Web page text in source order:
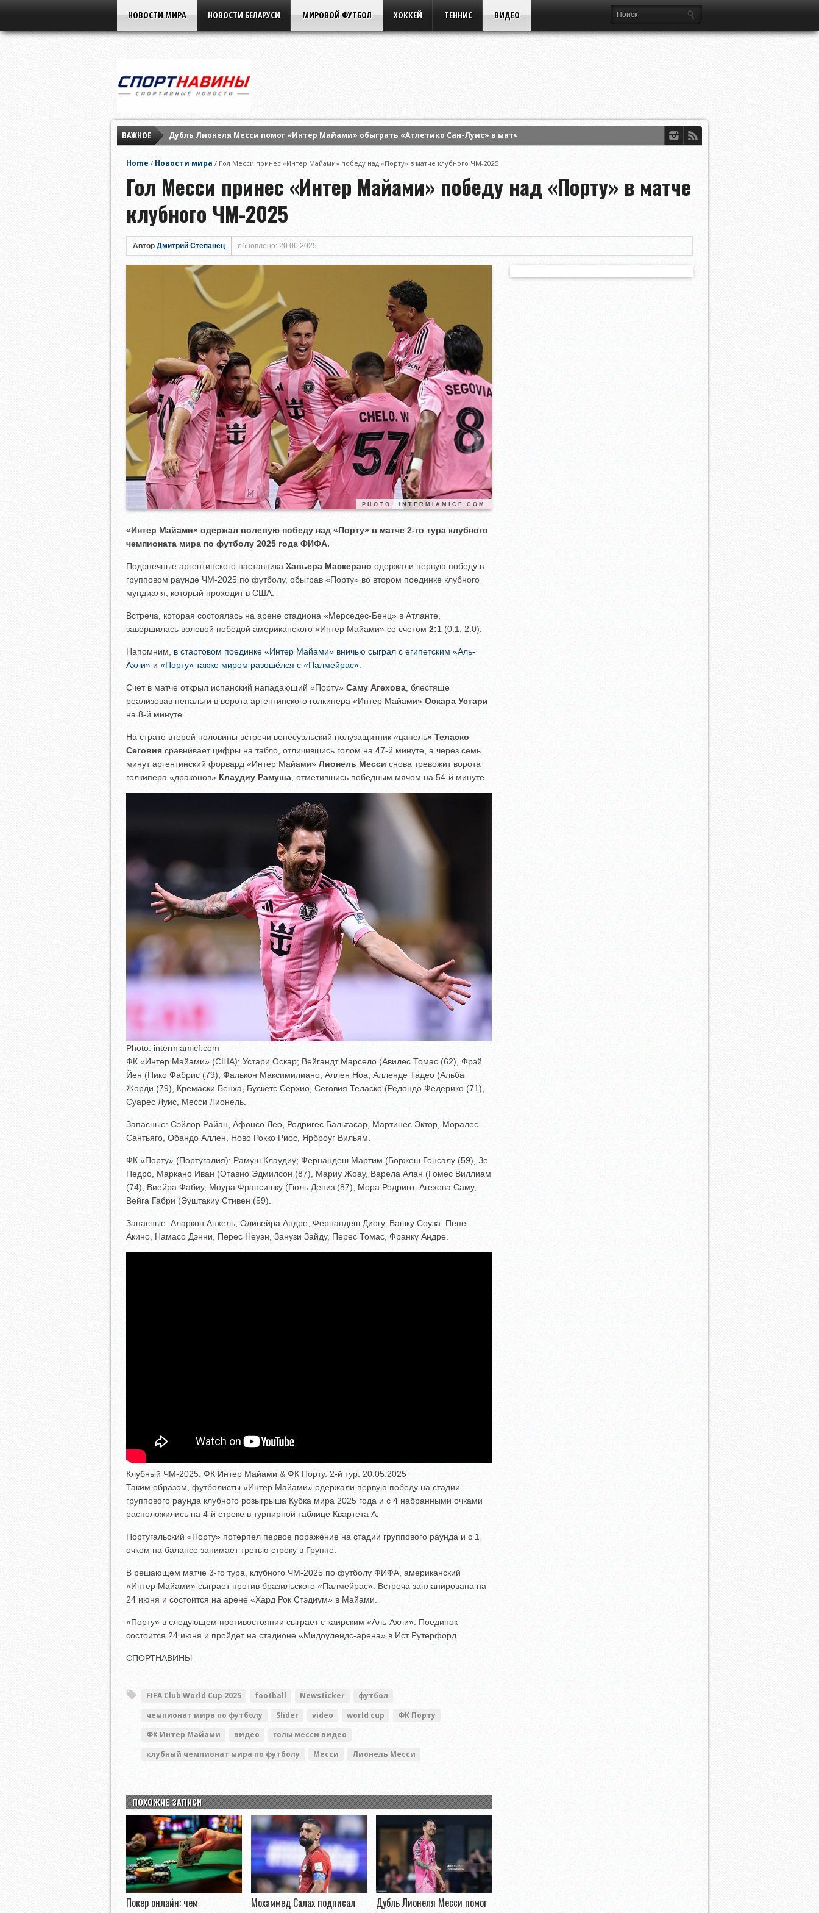
НОВОСТИ МИРА НОВОСТИ БЕЛАРУСИ МИРОВОЙ ФУТБОЛ ХОККЕЙ ТЕННИС ВИДЕО
ВАЖНОЕ
Дубль Лионеля Месси помог «Интер Майами» обыграть «Атлетико Сан-Луис» в матче Кубка Лиг
Home / Новости мира / Гол Месси принес «Интер Майами» победу над «Порту» в матче клубного ЧМ-2025
Гол Месси принес «Интер Майами» победу над «Порту» в матче
клубного ЧМ-2025
Автор Дмитрий Степанец обновлено: 20.06.2025
PHOTO: INTERMIAMICF.COM
«Интер Майами» одержал волевую победу над «Порту» в матче 2-го тура клубного
чемпионата мира по футболу 2025 года ФИФА.
Подопечные аргентинского наставника Хавьера Маскерано одержали первую победу в
групповом раунде ЧМ-2025 по футболу, обыграв «Порту» во втором поединке клубного
мундиаля, который проходит в США.
Встреча, которая состоялась на арене стадиона «Мерседес-Бенц» в Атланте,
завершилась волевой победой американского «Интер Майами» со счетом 2:1 (0:1, 2:0).
Напомним, в стартовом поединке «Интер Майами» вничью сыграл с египетским «Аль-
Ахли» и «Порту» также миром разошёлся с «Палмейрас»
Счет в матче открыл испанский нападающий «Порту» Саму Агехова , блестяще
реализовав пенальти в ворота аргентинского голкипера «Интер Майами» Оскара Устари
на 8-й минуте.
На страте второй половины встречи венесуэльский полузащитник «цапель» Теласко
Сеговия сравнивает цифры на табло, отличившись голом на 47-й минуте, а через семь
минут аргентинский форвард «Интер Майами» Лионель Месси снова тревожит ворота
голкипера «драконов» Клаудиу Рамуша , отметившись победным мячом на 54-й минуте.
Photo: intermiamicf.com
ФК «Интер Майами» (США): Устари Оскар; Вейгандт Марсело (Авилес Томас (62), Фрэй
Йен (Пико Фабрис (79), Фалькон Максимилиано, Аллен Ноа, Алленде Тадео (Альба
Жорди (79), Кремаски Бенха, Бускетс Серхио, Сеговия Теласко (Редондо Федерико (71),
Суарес Луис, Месси Лионель.
Запасные: Сэйлор Райан, Афонсо Лео, Родригес Бальтасар, Мартинес Эктор, Моралес
Сантьяго, Обандо Аллен, Ново Рокко Риос, Ярброуг Вильям.
ФК «Порту» (Португалия): Рамуш Клаудиу; Фернандеш Мартим (Боржеш Гонсалу (59), Зе
Педро, Маркано Иван (Отавио Эдмилсон (87), Мариу Жоау, Варела Алан (Гомес Виллиам
(74), Виейра Фабиу, Моура Франсишку (Гюль Дениз (87), Мора Родриго, Агехова Саму,
Вейга Габри (Эуштакиу Стивен (59).
Запасные: Аларкон Анхель, Оливейра Андре, Фернандеш Диогу, Вашку Соуза, Пепе
Акино, Намасо Дэнни, Перес Неуэн, Занузи Зайду, Перес Томас, Франку Андре.
Клубный ЧМ-2025. ФК Интер Майами & ФК Порту. 2-й тур. 20.05.2025
Таким образом, футболисты «Интер Майами» одержали первую победу на стадии
группового раунда клубного розыгрыша Кубка мира 2025 года и с 4 набранными очками
расположились на 4-й строке в турнирной таблице Квартета A.
Португальский «Порту» потерпел первое поражение на стадии группового раунда и с 1
очком на балансе занимает третью строку в Группе.
В решающем матче 3-го тура, клубного ЧМ-2025 по футболу ФИФА, американский
«Интер Майами» сыграет против бразильского «Палмейрас». Встреча запланирована на
24 июня и состоится на арене «Хард Рок Стэдиум» в Майами.
«Порту» в следующем противостоянии сыграет с каирским «Аль-Ахли». Поединок
состоится 24 июня и пройдет на стадионе «Мидоулендс-арена» в Ист Рутерфорд.
СПОРТНАВИНЫ
FIFA Club World Cup 2025 football Newsticker
футбол
чемпионат мира по футболу
Slider video world cup
ФК Порту
ФК Интер Майами
видео
голы месси видео
клубный чемпионат мира по футболу
Месси Лионель Месси
ПОХОЖИЕ ЗАПИСИ
Покер онлайн: чем
Мохаммед Салах подписал
Дубль Лионеля Месси помог